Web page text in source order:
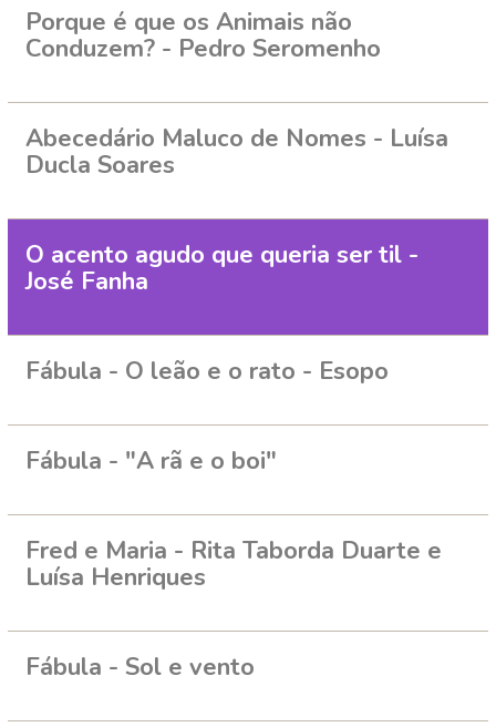
Porque é que os Animais não
Conduzem? - Pedro Seromenho
Abecedário Maluco de Nomes - Luísa
Ducla Soares
O acento agudo que queria ser til -
José Fanha
Fábula - O leão e o rato - Esopo
Fábula - "A rã e o boi"
Fred e Maria - Rita Taborda Duarte e
Luísa Henriques
Fábula - Sol e vento